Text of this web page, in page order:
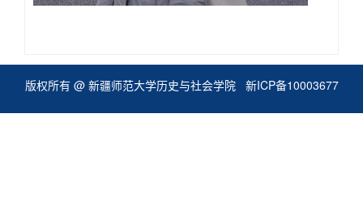
版权所有 @ 新疆师范大学历史与社会学院 新ICP备10003677